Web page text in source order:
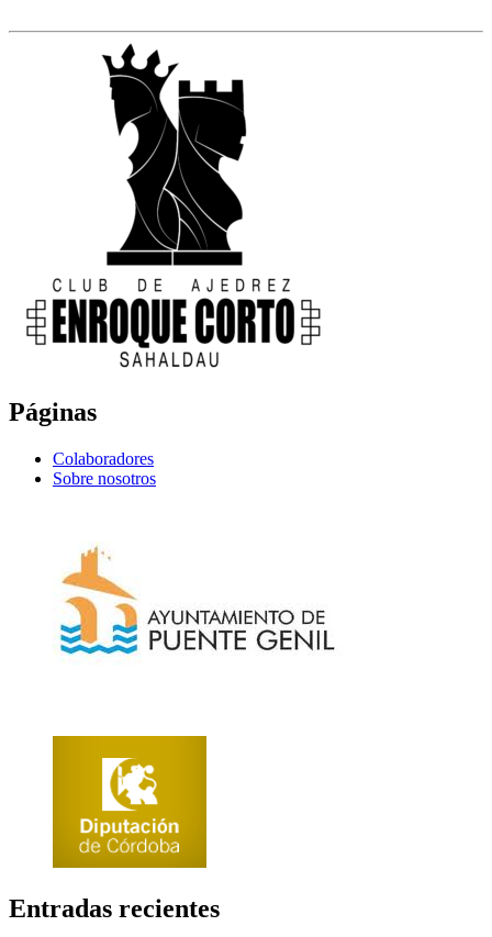
Páginas
Colaboradores
Sobre nosotros
Entradas recientes